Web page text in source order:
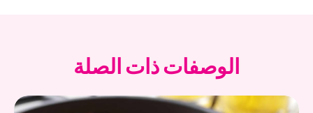
الوصفات ذات الصلة